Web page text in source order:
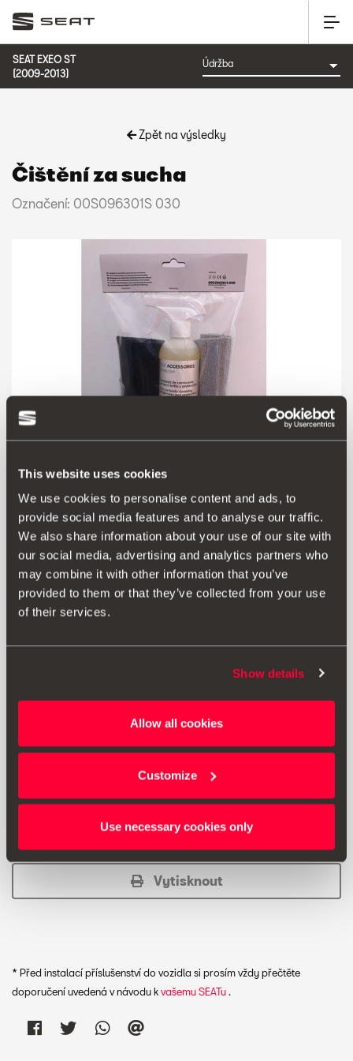
This website uses cookies
We use cookies to personalise content and ads, to
provide social media features and to analyse our traffic.
We also share information about your use of our site with
our social media, advertising and analytics partners who
may combine it with other information that you’ve
provided to them or that they’ve collected from your use
of their services.
Show details
Allow all cookies
Customize
Use necessary cookies only
SEAT EXEO ST
(2009-2013)
Zpět na výsledky
Čištění za sucha
Označení: 00S096301S 030
Produkt
Produkt na čištění auta bez použití vody.
Použití:
Nastříkejte na plochu, kterou chcete čistit. Nechte působit
potřeby operaci opakujte, poté znovu naneste přípravek
Doporučená prodejní cena:630.00 Kč *
Vytisknout
* Před instalací příslušenství do vozidla si prosím vždy přečtěte
doporučení uvedená v návodu kvašemu SEATu.